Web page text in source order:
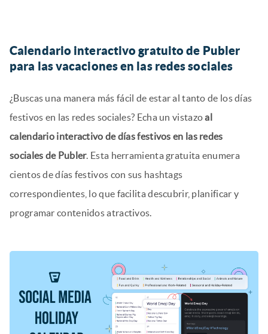
Calendario interactivo gratuito de Publer
para las vacaciones en las redes sociales
¿Buscas una manera más fácil de estar al tanto de los días
festivos en las redes sociales? Echa un vistazoal
calendario interactivo de días festivos en las redes
sociales de Publer. Esta herramienta gratuita enumera
cientos de días festivos con sus hashtags
correspondientes, lo que facilita descubrir, planificar y
programar contenidos atractivos.